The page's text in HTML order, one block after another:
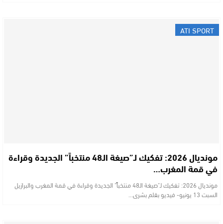
ATI SPORT
مونديال 2026: تفكيك لـ”صيغة الـ48 منتخباً” الجديدة وقراءة
في قمة المغرب…
مونديال 2026: تفكيك لـ"صيغة الـ48 منتخباً" الجديدة وقراءة في قمة المغرب والبرازيل
السبت 13 يونيو- فيديو بقلم بشرى…